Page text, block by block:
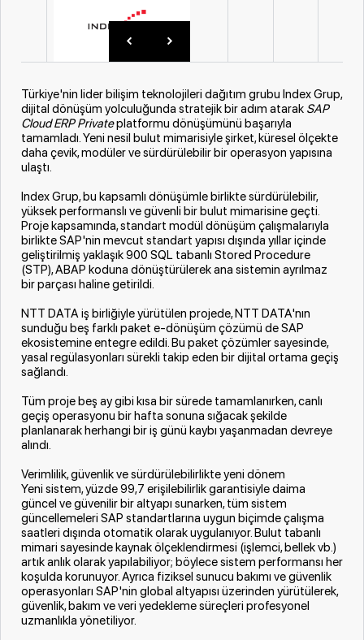
Türkiye'nin lider bilişim teknolojileri dağıtım grubu Index Grup,
dijital dönüşüm yolculuğunda stratejik bir adım atarak SAP
Cloud ERP Privateplatformu dönüşümünü başarıyla
tamamladı. Yeni nesil bulut mimarisiyle şirket, küresel ölçekte
daha çevik, modüler ve sürdürülebilir bir operasyon yapısına
ulaştı.
Index Grup, bu kapsamlı dönüşümle birlikte sürdürülebilir,
yüksek performanslı ve güvenli bir bulut mimarisine geçti.
Proje kapsamında, standart modül dönüşüm çalışmalarıyla
birlikte SAP'nin mevcut standart yapısı dışında yıllar içinde
geliştirilmiş yaklaşık 900 SQL tabanlı Stored Procedure
(STP), ABAP koduna dönüştürülerek ana sistemin ayrılmaz
bir parçası haline getirildi.
NTT DATA iş birliğiyle yürütülen projede, NTT DATA'nın
sunduğu beş farklı paket e-dönüşüm çözümü de SAP
ekosistemine entegre edildi. Bu paket çözümler sayesinde,
yasal regülasyonları sürekli takip eden bir dijital ortama geçiş
sağlandı.
Tüm proje beş ay gibi kısa bir sürede tamamlanırken, canlı
geçiş operasyonu bir hafta sonuna sığacak şekilde
planlanarak herhangi bir iş günü kaybı yaşanmadan devreye
alındı.
Verimlilik, güvenlik ve sürdürülebilirlikte yeni dönem
Yeni sistem, yüzde 99,7 erişilebilirlik garantisiyle daima
güncel ve güvenilir bir altyapı sunarken, tüm sistem
güncellemeleri SAP standartlarına uygun biçimde çalışma
saatleri dışında otomatik olarak uygulanıyor. Bulut tabanlı
mimari sayesinde kaynak ölçeklendirmesi (işlemci, bellek vb.)
artık anlık olarak yapılabiliyor; böylece sistem performansı her
koşulda korunuyor. Ayrıca fiziksel sunucu bakımı ve güvenlik
operasyonları SAP'nin global altyapısı üzerinden yürütülerek,
güvenlik, bakım ve veri yedekleme süreçleri profesyonel
uzmanlıkla yönetiliyor.